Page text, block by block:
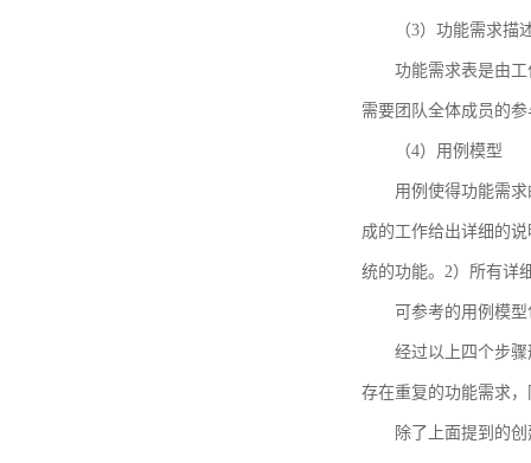
（3）功能需求描
功能需求表是由
需要团队全体成员的
（4）用例模型
用例使得功能需
成的工作给出详细的
统的功能。2）所有详
可参考的用例模
经过以上四个步
存在重复的功能需求
除了上面提到的